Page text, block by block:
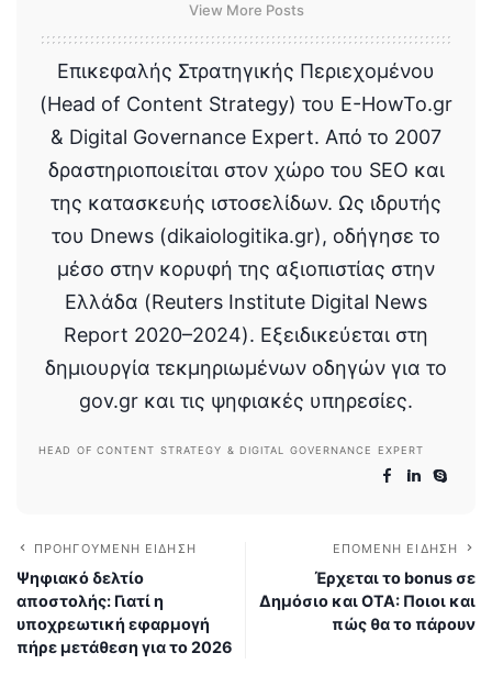
View More Posts
Επικεφαλής Στρατηγικής Περιεχομένου
(Head of Content Strategy) του E-HowTo.gr
& Digital Governance Expert. Από το 2007
δραστηριοποιείται στον χώρο του SEO και
της κατασκευής ιστοσελίδων. Ως ιδρυτής
του Dnews (dikaiologitika.gr), οδήγησε το
μέσο στην κορυφή της αξιοπιστίας στην
Ελλάδα (Reuters Institute Digital News
Report 2020–2024). Εξειδικεύεται στη
δημιουργία τεκμηριωμένων οδηγών για το
gov.gr και τις ψηφιακές υπηρεσίες.
HEAD OF CONTENT STRATEGY & DIGITAL GOVERNANCE EXPERT
ΠΡΟΗΓΟΎΜΕΝΗ ΕΊΔΗΣΗ
Ψηφιακό δελτίο
αποστολής: Γιατί η
υποχρεωτική εφαρμογή
πήρε μετάθεση για το 2026
ΕΠΌΜΕΝΗ ΕΊΔΗΣΗ
Έρχεται το bonus σε
Δημόσιο και ΟΤΑ: Ποιοι και
πώς θα το πάρουν